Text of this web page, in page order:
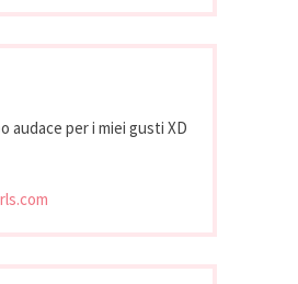
audace per i miei gusti XD